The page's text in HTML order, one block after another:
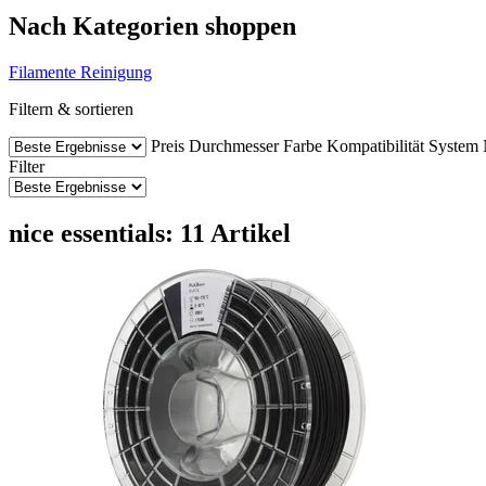
Nach Kategorien shoppen
Filamente Reinigung
Filtern & sortieren
Preis Durchmesser Farbe Kompatibilität System
Filter
nice essentials: 11 Artikel